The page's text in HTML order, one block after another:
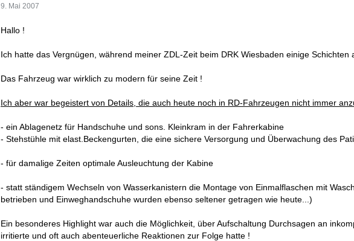
9. Mai 2007
Hallo !
Ich hatte das Vergnügen, während meiner ZDL-Zeit beim DRK Wiesbaden einige
Das Fahrzeug war wirklich zu modern für seine Zeit !
Ich aber war begeistert von Details, die auch heute noch in RD-Fahrzeugen nicht immer
- ein Ablagenetz für Handschuhe und sons. Kleinkram in der Fahrerkabine
- Stehstühle mit elast.Beckengurten, die eine sichere Versorgung und Überwachung des
- für damalige Zeiten optimale Ausleuchtung der Kabine
- statt ständigem Wechseln von Wasserkanistern die Montage von Einmalflaschen mit
betrieben und Einweghandschuhe wurden ebenso seltener getragen wie heute...)
Ein besonderes Highlight war auch die Möglichkeit, über Aufschaltung Durchsagen an
irritierte und oft auch abenteuerliche Reaktionen zur Folge hatte !